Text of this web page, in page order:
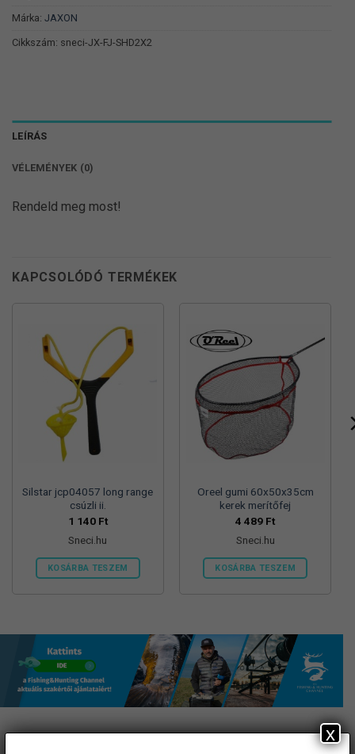
Márka: JAXON
Cikkszám: sneci-JX-FJ-SHD2X2
LEÍRÁS
VÉLEMÉNYEK (0)
Rendeld meg most!
KAPCSOLÓDÓ TERMÉKEK
Silstar jcp04057 long range
csúzli ii.
1 140 Ft
Sneci.hu
KOSÁRBA TESZEM
Oreel gumi 60x50x35cm
kerek merítőfej
4 489 Ft
Sneci.hu
KOSÁRBA TESZEM
x